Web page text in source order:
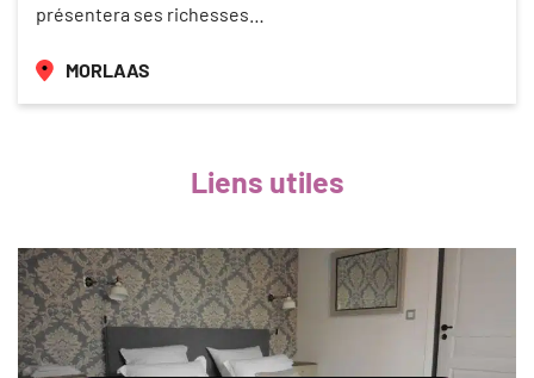
présentera ses richesses…
MORLAAS
Liens utiles